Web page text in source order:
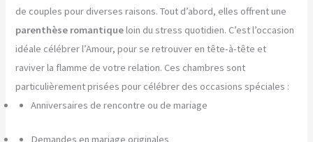
de couples pour diverses raisons. Tout d’abord, elles offrent une
parenthèse romantiqueloin du stress quotidien. C’est l’occasion
idéale célébrer l’Amour, pour se retrouver en tête-à-tête et
raviver la flamme de votre relation. Ces chambres sont
particulièrement prisées pour célébrer des occasions spéciales :
Anniversaires de rencontre ou de mariage
Demandes en mariage originales